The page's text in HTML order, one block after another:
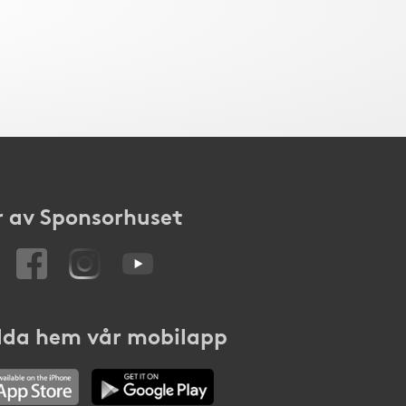
av Sponsorhuset
hem vår mobilapp